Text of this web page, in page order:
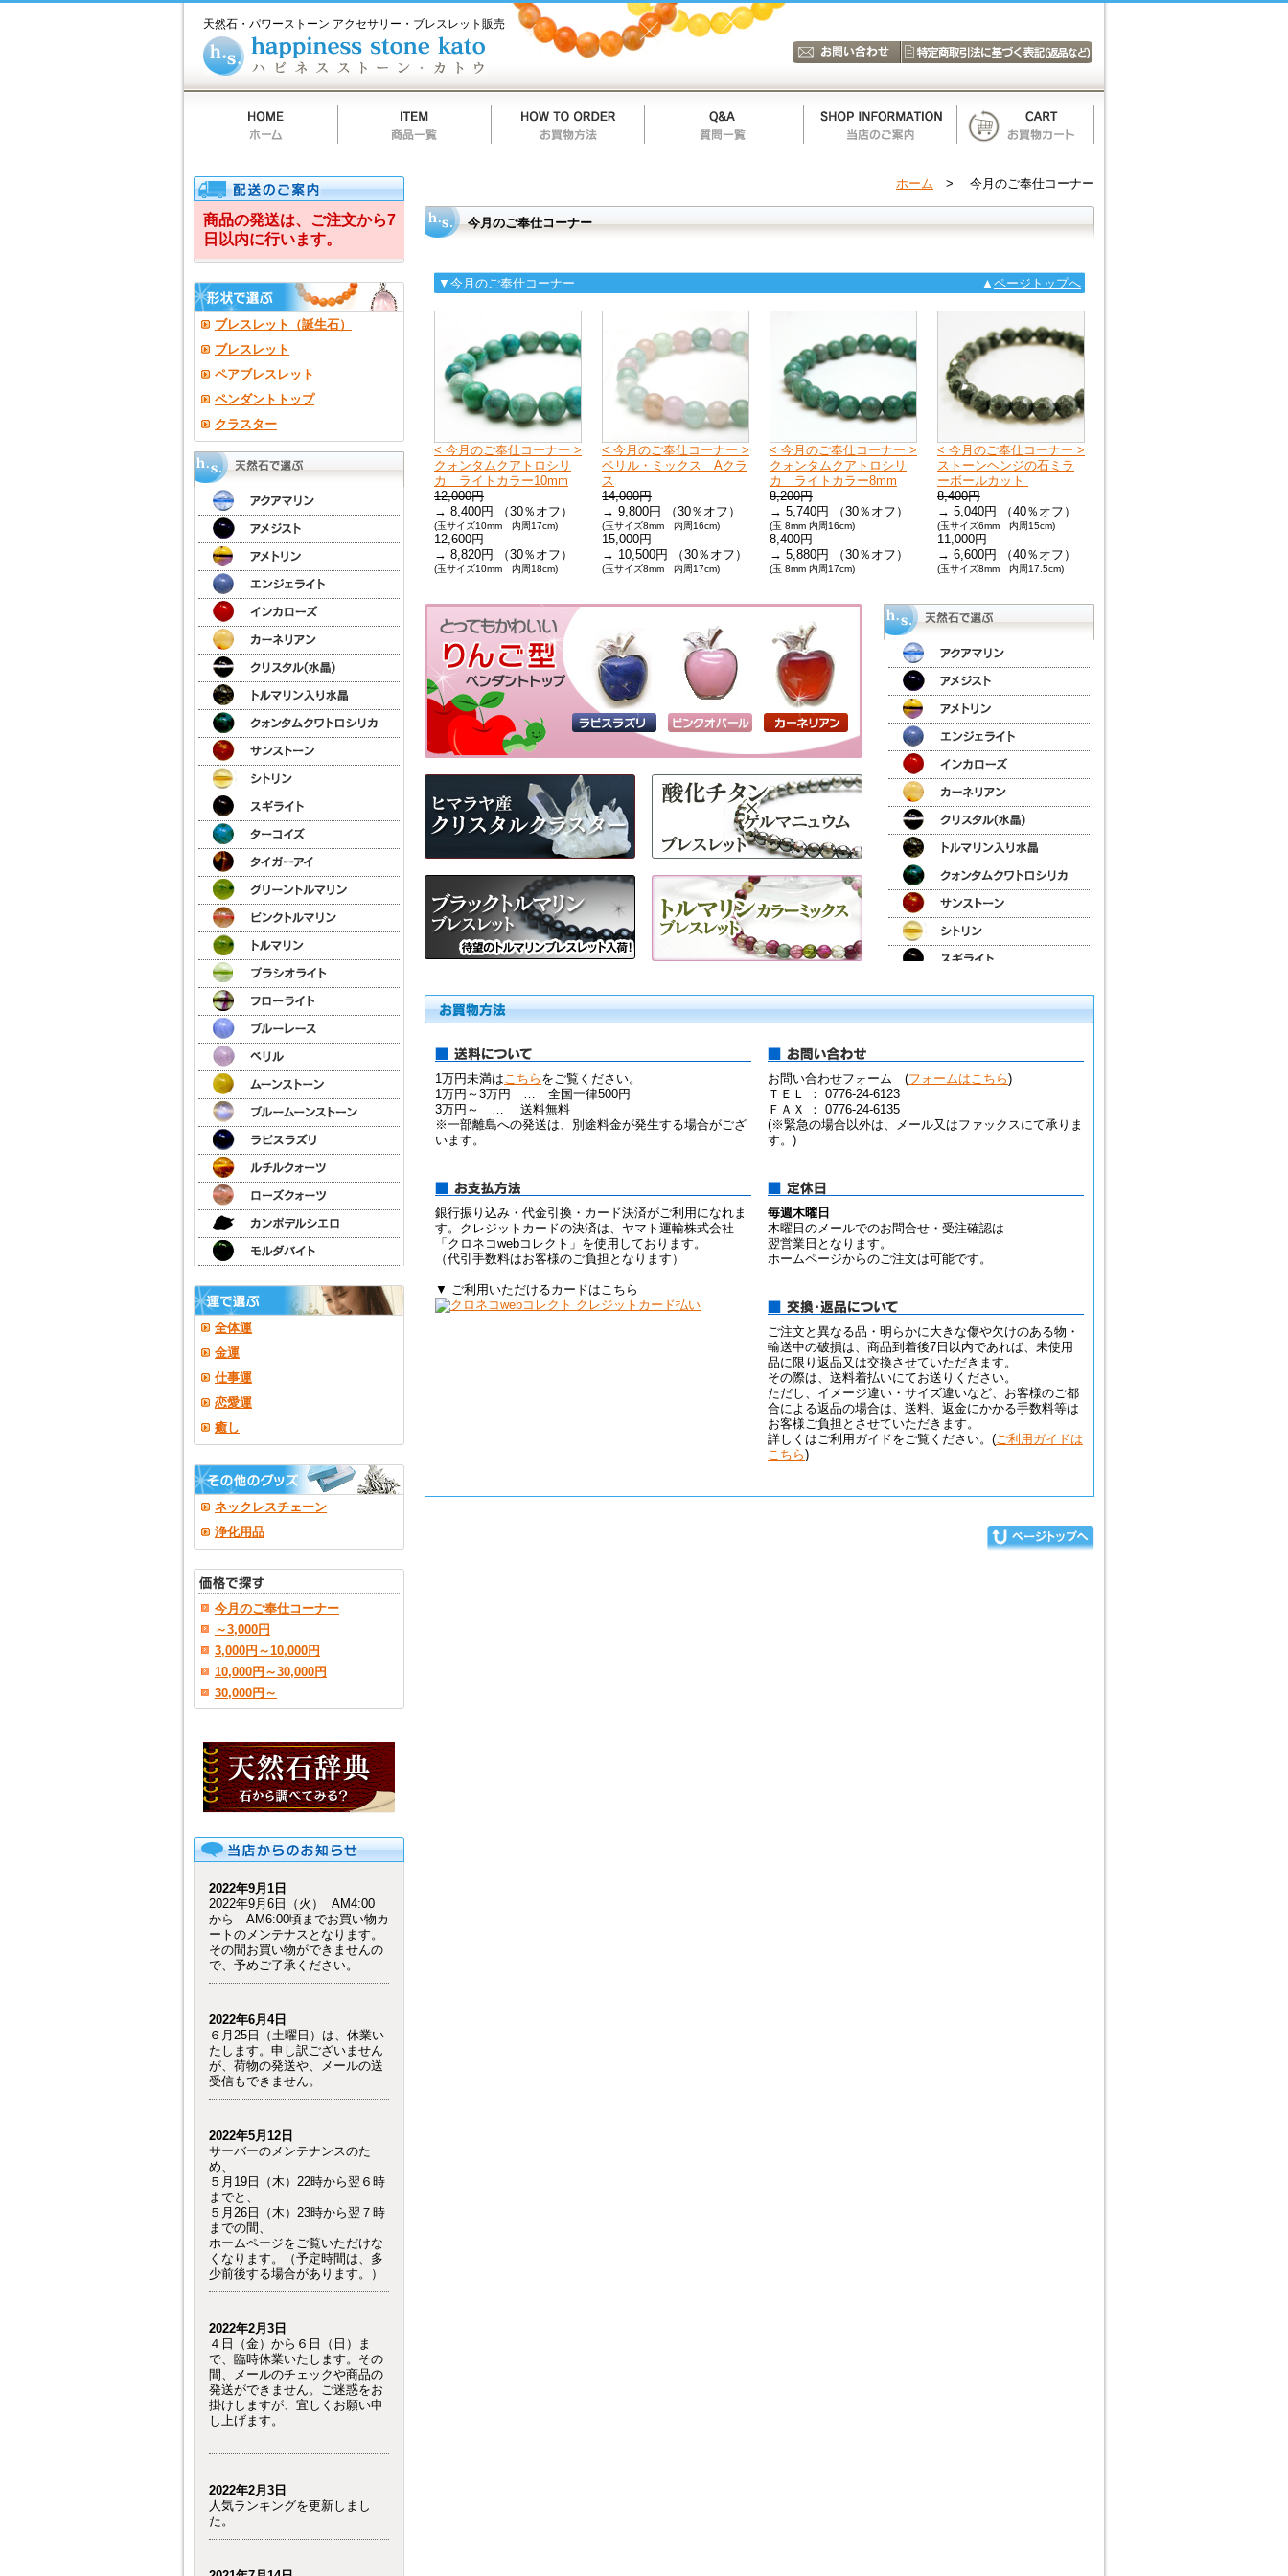
天然石・パワーストーン アクセサリー・ブレスレット販売
ハ
ピ
ネ
ト
ー
ン
カ
ト
ウ
（happiness
stone
kato）
ホ
商
お
質
当
お
商品の発送は、ご注文から7
日以内に行います。
ブレスレット（誕生石）
ブレスレット
ペアブレスレット
ペンダントトップ
クラスター
全体運
金運
仕事運
恋愛運
癒し
ネックレスチェーン
浄化用品
今月のご奉仕コーナー
～3,000円
3,000円～10,000円
10,000円～30,000円
30,000円～
2022年9月1日
2022年9月6日（火） AM4:00
から AM6:00頃までお買い物カ
ートのメンテナスとなります。
その間お買い物ができませんの
で、予めご了承ください。
2022年6月4日
６月25日（土曜日）は、休業い
たします。申し訳ございません
が、荷物の発送や、メールの送
受信もできません。
2022年5月12日
サーバーのメンテナンスのた
め、
５月19日（木）22時から翌６時
までと、
５月26日（木）23時から翌７時
までの間、
ホームページをご覧いただけな
くなります。（予定時間は、多
少前後する場合があります。）
2022年2月3日
４日（金）から６日（日）ま
で、臨時休業いたします。その
間、メールのチェックや商品の
発送ができません。ご迷惑をお
掛けしますが、宜しくお願い申
し上げます。
2022年2月3日
人気ランキングを更新しまし
た。
ホーム > 今月のご奉仕コーナー
今月のご奉仕コーナー
▼今月のご奉仕コーナー ▲ ページトップへ
< 今月のご奉仕コーナー >
クォンタムクアトロシリ
カ ライトカラー10mm
12,000円
→ 8,400円 （30％オフ）
(玉サイズ10mm 内周17cm)
12,600円
→ 8,820円 （30％オフ）
(玉サイズ10mm 内周18cm)
< 今月のご奉仕コーナー >
ベリル・ミックス Aクラ
ス
14,000円
→ 9,800円 （30％オフ）
(玉サイズ8mm 内周16cm)
15,000円
→ 10,500円 （30％オフ）
(玉サイズ8mm 内周17cm)
< 今月のご奉仕コーナー >
クォンタムクアトロシリ
カ ライトカラー8mm
8,200円
→ 5,740円 （30％オフ）
(玉 8mm 内周16cm)
8,400円
→ 5,880円 （30％オフ）
(玉 8mm 内周17cm)
< 今月のご奉仕コーナー >
ストーンヘンジの石ミラ
ーボールカット
8,400円
→ 5,040円 （40％オフ）
(玉サイズ6mm 内周15cm)
11,000円
→ 6,600円 （40％オフ）
(玉サイズ8mm 内周17.5cm)
1万円未満はこちら をご覧ください。
1万円～3万円 … 全国一律500円
3万円～ … 送料無料
※一部離島への発送は、別途料金が発生する場合がござ
います。
お問い合わせフォーム (フォームはこちら)
ＴＥＬ ： 0776-24-6123
ＦＡＸ ： 0776-24-6135
(※緊急の場合以外は、メール又はファックスにて承りま
す。)
銀行振り込み・代金引換・カード決済がご利用になれま
す。クレジットカードの決済は、ヤマト運輸株式会社
「クロネコwebコレクト」を使用しております。
（代引手数料はお客様のご負担となります）
▼ ご利用いただけるカードはこちら
毎週木曜日
木曜日のメールでのお問合せ・受注確認は
翌営業日となります。
ホームページからのご注文は可能です。
ご注文と異なる品・明らかに大きな傷や欠けのある物・
輸送中の破損は、商品到着後7日以内であれば、未使用
品に限り返品又は交換させていただきます。
その際は、送料着払いにてお送りください。
ただし、イメージ違い・サイズ違いなど、お客様のご都
合による返品の場合は、送料、返金にかかる手数料等は
お客様ご負担とさせていただきます。
詳しくはご利用ガイドをご覧ください。(ご利用ガイドは
こちら)
ハ